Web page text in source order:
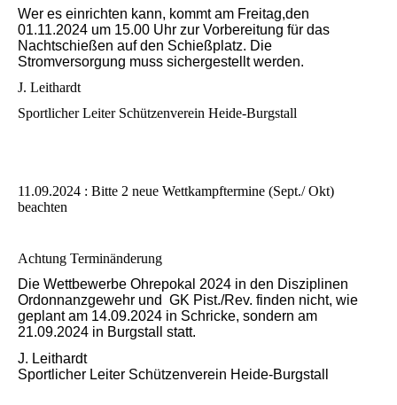
Wer es einrichten kann, kommt am Freitag,den
01.11.2024 um 15.00 Uhr zur Vorbereitung für das
Nachtschießen auf den Schießplatz. Die
Stromversorgung muss sichergestellt werden.
J. Leithardt
Sportlicher Leiter Schützenverein Heide-Burgstall
11.09.2024 : Bitte 2 neue Wettkampftermine (Sept./ Okt)
beachten
Achtung Terminänderung
Die Wettbewerbe Ohrepokal 2024 in den Disziplinen
Ordonnanzgewehr und GK Pist./Rev. finden nicht, wie
geplant am 14.09.2024 in Schricke, sondern am
21.09.2024 in Burgstall statt.
J. Leithardt
Sportlicher Leiter Schützenverein Heide-Burgstall